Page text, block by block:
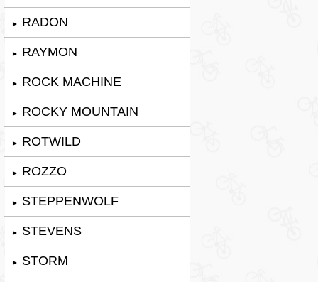
► RADON
► RAYMON
► ROCK MACHINE
► ROCKY MOUNTAIN
► ROTWILD
► ROZZO
► STEPPENWOLF
► STEVENS
► STORM